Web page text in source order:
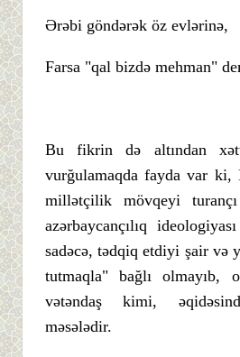
Ərəbi göndərək öz evlərinə,
Farsa "qal bizdə mehman"
Bu fikrin də altından
vurğulamaqda fayda var
millətçilik mövqeyi
azərbaycançılıq
sadəcə, tədqiq etdiyi şair və
tutmaqla" bağlı
vətəndaş kimi,
məsələdir.